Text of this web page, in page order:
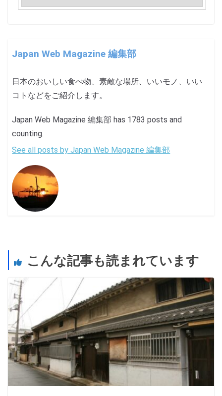
Japan Web Magazine 編集部
日本のおいしい食べ物、素敵な場所、いいモノ、いい
コトなどをご紹介します。
Japan Web Magazine 編集部 has 1783 posts and
counting.
See all posts by Japan Web Magazine 編集部
こんな記事も読まれています